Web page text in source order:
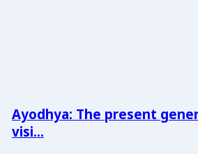
Ayodhya: The present
visi...